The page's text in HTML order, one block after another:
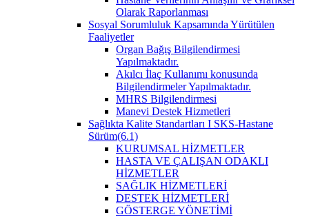
Olarak Raporlanması
Sosyal Sorumluluk Kapsamında Yürütülen
Faaliyetler
Organ Bağış Bilgilendirmesi
Yapılmaktadır.
Akılcı İlaç Kullanımı konusunda
Bilgilendirmeler Yapılmaktadır.
MHRS Bilgilendirmesi
Manevi Destek Hizmetleri
Sağlıkta Kalite Standartları I SKS-Hastane
Sürüm(6.1)
KURUMSAL HİZMETLER
HASTA VE ÇALIŞAN ODAKLI
HİZMETLER
SAĞLIK HİZMETLERİ
DESTEK HİZMETLERİ
GÖSTERGE YÖNETİMİ